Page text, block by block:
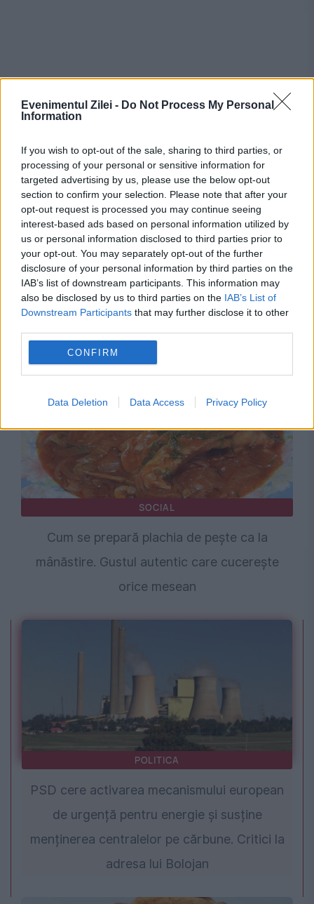
Evenimentul Zilei - Do Not Process My Personal
Information
If you wish to opt-out of the sale, sharing to third parties, or
processing of your personal or sensitive information for
targeted advertising by us, please use the below opt-out
section to confirm your selection. Please note that after your
opt-out request is processed you may continue seeing
interest-based ads based on personal information utilized by
us or personal information disclosed to third parties prior to
your opt-out. You may separately opt-out of the further
disclosure of your personal information by third parties on the
IAB’s list of downstream participants. This information may
also be disclosed by us to third parties on the IAB’s List of
Downstream Participants that may further disclose it to other
CONFIRM
Data Deletion Data Access Privacy Policy
SOCIAL
Rețeta grecească a verii. Plăcinta irezistibilă
cu pepene verde: Karpouzopita
SOCIAL
Cum se prepară plachia de pește ca la
mânăstire. Gustul autentic care cucerește
orice mesean
POLITICA
PSD cere activarea mecanismului european
de urgență pentru energie și susține
menținerea centralelor pe cărbune. Critici la
adresa lui Bolojan